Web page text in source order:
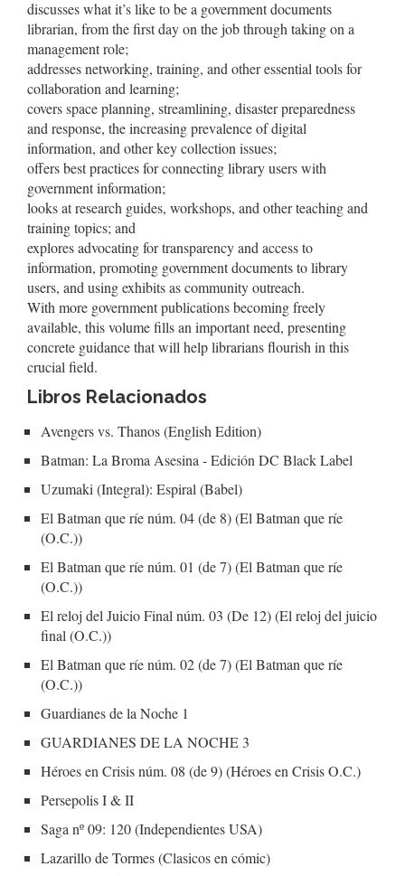
discusses what it’s like to be a government documents
librarian, from the first day on the job through taking on a
management role;
addresses networking, training, and other essential tools for
collaboration and learning;
covers space planning, streamlining, disaster preparedness
and response, the increasing prevalence of digital
information, and other key collection issues;
offers best practices for connecting library users with
government information;
looks at research guides, workshops, and other teaching and
training topics; and
explores advocating for transparency and access to
information, promoting government documents to library
users, and using exhibits as community outreach.
With more government publications becoming freely
available, this volume fills an important need, presenting
concrete guidance that will help librarians flourish in this
crucial field.
Libros Relacionados
Avengers vs. Thanos (English Edition)
Batman: La Broma Asesina - Edición DC Black Label
Uzumaki (Integral): Espiral (Babel)
El Batman que ríe núm. 04 (de 8) (El Batman que ríe
(O.C.))
El Batman que ríe núm. 01 (de 7) (El Batman que ríe
(O.C.))
El reloj del Juicio Final núm. 03 (De 12) (El reloj del juicio
final (O.C.))
El Batman que ríe núm. 02 (de 7) (El Batman que ríe
(O.C.))
Guardianes de la Noche 1
GUARDIANES DE LA NOCHE 3
Héroes en Crisis núm. 08 (de 9) (Héroes en Crisis O.C.)
Persepolis I & II
Saga nº 09: 120 (Independientes USA)
Lazarillo de Tormes (Clasicos en cómic)